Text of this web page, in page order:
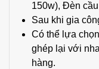
150w), Đèn
Sau khi gia
Có thể lựa
ghép lại với
hàng.